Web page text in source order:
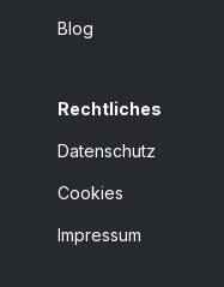
Blog
Rechtliches
Datenschutz
Cookies
Impressum